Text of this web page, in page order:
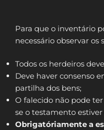
Para que o inventário
necessário observar os
Todos os herdeiros
Deve haver consenso
partilha dos bens;
O falecido não pode
se o testamento
Obrigatóriamente a